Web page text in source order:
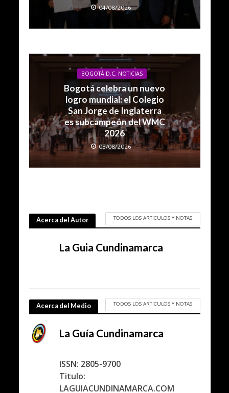
04/08/2026
BOGOTÁ D.C. NOTICIAS
Bogotá celebra un nuevo
logro mundial: el Colegio
San Jorge de Inglaterra
es subcampeón del WMC
2026
03/08/2026
Acerca del Autor TODOS LOS ARTICULOS Y NOTAS
La Guia Cundinamarca
Acerca del Medio TODOS LOS ARTICULOS Y NOTAS
La Guía Cundinamarca
ISSN: 2805-9700
Titulo:
LAGUIACUNDINAMARCA.COM